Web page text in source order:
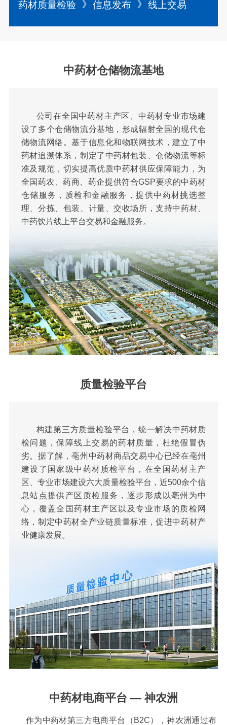
药材质量检验 信息发布 线上交易
中药材仓储物流基地
公司在全国中药材主产区、中药材专业市场建
设了多个仓储物流分基地，形成辐射全国的现代仓
储物流网络。基于信息化和物联网技术，建立了中
药材追溯体系，制定了中药材包装、仓储物流等标
准及规范，切实提高优质中药材供应保障能力，为
全国药农、药商、药企提供符合GSP要求的中药材
仓储服务，质检和金融服务，提供中药材挑选整
理、分拣、包装、计量、交收场所，支持中药材、
中药饮片线上平台交易和金融服务。
质量检验平台
构建第三方质量检验平台，统一解决中药材质
检问题，保障线上交易的药材质量，杜绝假冒伪
劣。据了解，亳州中药材商品交易中心已经在亳州
建设了国家级中药材质检平台，在全国药材主产
区、专业市场建设六大质量检验平台，近500余个信
息站点提供产区质检服务，逐步形成以亳州为中
心，覆盖全国药材主产区以及专业市场的质检网
络，制定中药材全产业链质量标准，促进中药材产
业健康发展。
中药材电商平台 — 神农洲
作为中药材第三方电商平台（B2C），神农洲通过布